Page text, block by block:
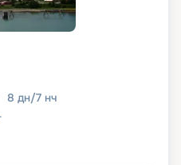
8 дн/7 нч